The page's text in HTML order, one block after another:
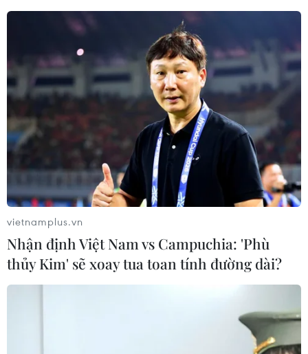
vietnamplus.vn
Nhận định Việt Nam vs Campuchia: 'Phù
thủy Kim' sẽ xoay tua toan tính đường dài?